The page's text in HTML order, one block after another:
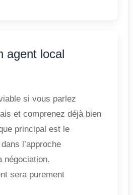
agent local
si vous parlez
et comprenez déjà bien
principal est le
l’approche
négociation.
sera purement